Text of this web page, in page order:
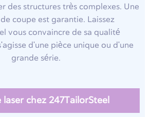
des structures très complexes. Une
coupe est garantie. Laissez
vous convaincre de sa qualité
d'une pièce unique ou d'une
grande série.
laser chez 247TailorSteel